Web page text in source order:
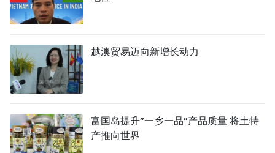
越澳贸易迈向新增长动力
富国岛提升”一乡一品”产品质量 将土特
产推向世界